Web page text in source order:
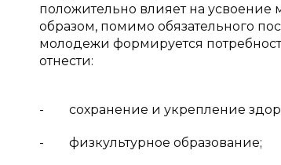
положительно влияет на
образом, помимо обязательного
молодежи формируется
отнести:
- сохранение и укрепление
- физкультурное образование;